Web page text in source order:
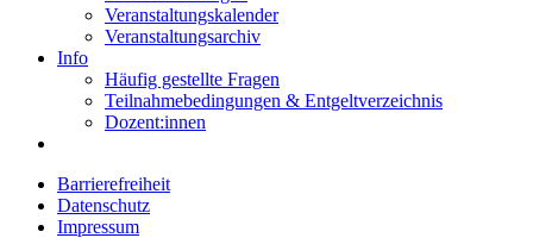
Veranstaltungskalender
Veranstaltungsarchiv
Info
Häufig gestellte Fragen
Teilnahmebedingungen & Entgeltverzeichnis
Dozent:innen
Barrierefreiheit
Datenschutz
Impressum